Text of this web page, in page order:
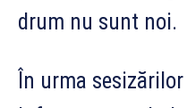
drum nu sunt noi.
În urma